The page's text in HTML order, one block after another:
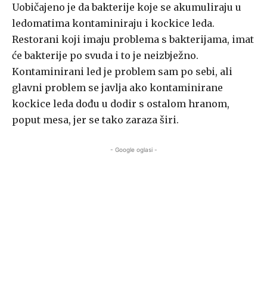
Uobičajeno je da bakterije koje se akumuliraju u
ledomatima kontaminiraju i kockice leda.
Restorani koji imaju problema s bakterijama, imat
će bakterije po svuda i to je neizbježno.
Kontaminirani led je problem sam po sebi, ali
glavni problem se javlja ako kontaminirane
kockice leda dođu u dodir s ostalom hranom,
poput mesa, jer se tako zaraza širi.
- Google oglasi -